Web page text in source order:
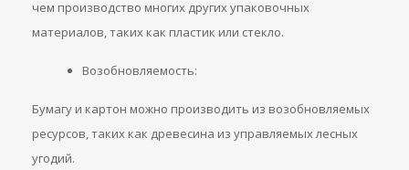
чем производство многих других упаковочных
материалов, таких как пластик или стекло.
Возобновляемость:
Бумагу и картон можно производить из возобновляемых
ресурсов, таких как древесина из управляемых лесных
угодий.